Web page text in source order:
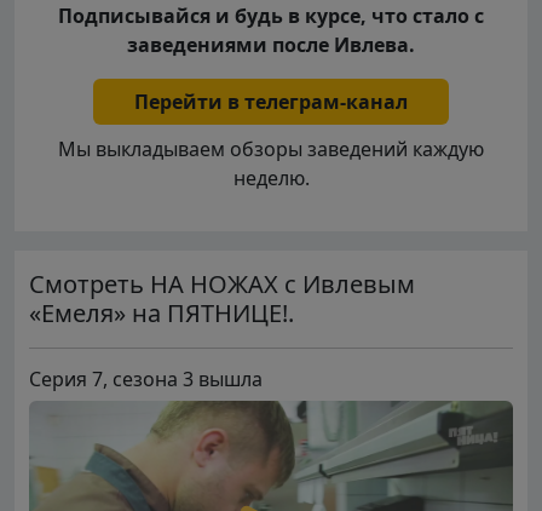
Подписывайся и будь в курсе, что стало с
заведениями после Ивлева.
Перейти в телеграм-канал
Мы выкладываем обзоры заведений каждую
неделю.
Смотреть НА НОЖАХ с Ивлевым
«Емеля» на ПЯТНИЦЕ!.
Серия 7, сезона 3 вышла